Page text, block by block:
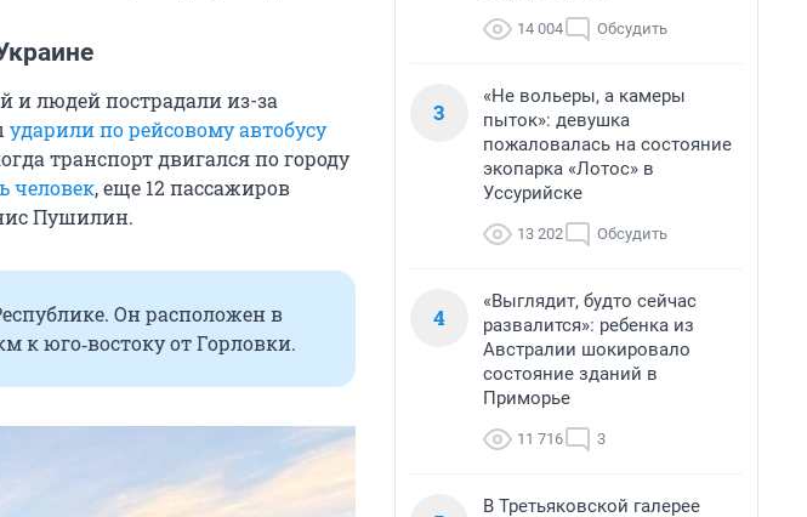
и людей пострадали из-за
ударили по рейсовому автобусу
транспорт двигался по городу
человек, еще 12 пассажиров
Пушилин.
Он расположен в
к юго‑востоку от Горловки.
14 004 Обсудить
3
«Не вольеры, а камеры
пыток»: девушка
пожаловалась на состояние
экопарка «Лотос» в
Уссурийске
13 202 Обсудить
4
«Выглядит, будто сейчас
развалится»: ребенка из
Австралии шокировало
состояние зданий в
Приморье
11 716 3
В Третьяковской галерее